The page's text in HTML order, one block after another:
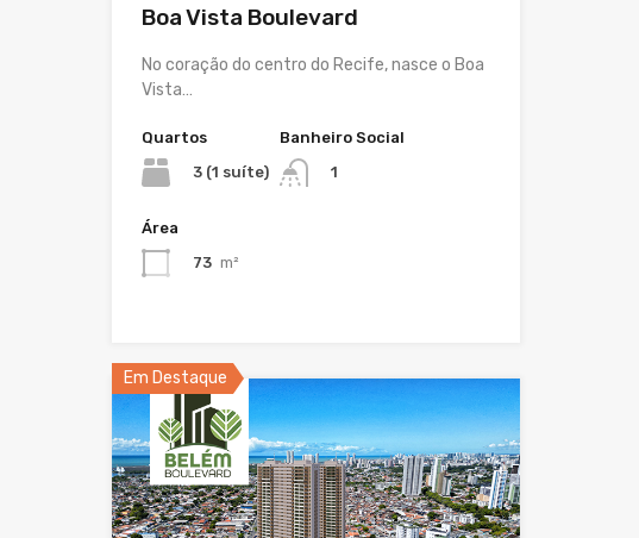
Boa Vista Boulevard
No coração do centro do Recife, nasce o Boa
Vista…
Quartos
3 (1 suíte)
Banheiro Social
1
Área
73 m²
Em Destaque